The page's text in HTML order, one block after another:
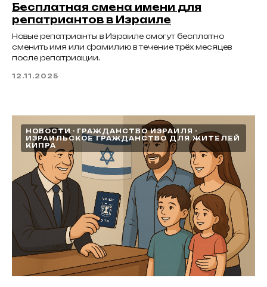
Бесплатная смена имени для
репатриантов в Израиле
Новые репатрианты в Израиле смогут бесплатно
сменить имя или фамилию в течение трёх месяцев
после репатриации.
12.11.2025
НОВОСТИ
ГРАЖДАНСТВО ИЗРАИЛЯ
ИЗРАИЛЬСКОЕ ГРАЖДАНСТВО ДЛЯ ЖИТЕЛЕЙ
КИПРА